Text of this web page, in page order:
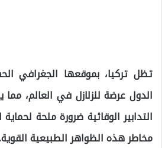
تظل تركيا، بموقعها الجغرافي
الدول عرضة للزلازل في العالم، مما
التدابير الوقائية ضرورة ملحة
مخاطر هذه الظواهر الطبيعية